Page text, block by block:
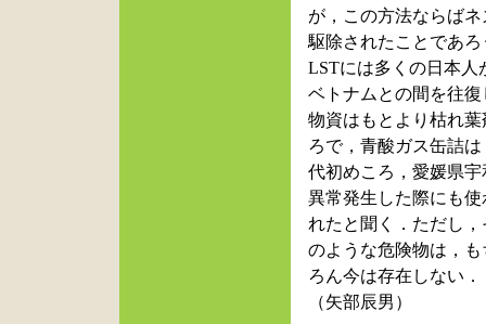
が，この方法ならば
駆除されたことであ
LSTには多くの日本人
ベトナムとの間を往
物資はもとより枯れ
ろで，青酸ガス缶詰は
代初めころ，愛媛県
異常発生した際にも使
れたと聞く．ただし，
のような危険物は，も
ろん今は存在しない．
（矢部辰男）